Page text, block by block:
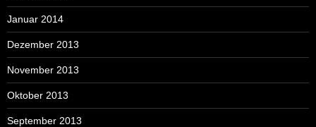
Januar 2014
Dezember 2013
November 2013
Oktober 2013
September 2013